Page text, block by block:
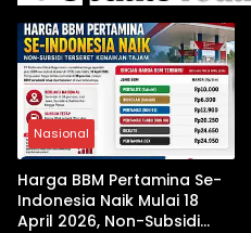
Nasional
Harga BBM Pertamina Se-
Indonesia Naik Mulai 18
April 2026, Non-Subsidi